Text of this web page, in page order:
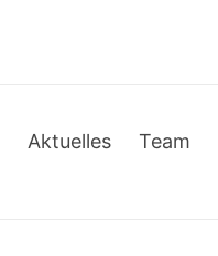
Aktuelles Team